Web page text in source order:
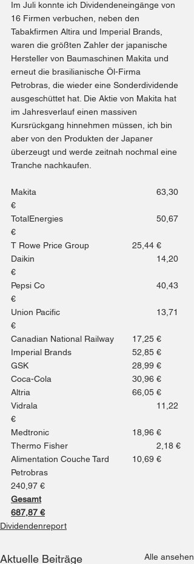
Im Juli konnte ich Dividendeneingänge von
16 Firmen verbuchen, neben den
Tabakfirmen Altira und Imperial Brands,
waren die größten Zahler der japanische
Hersteller von Baumaschinen Makita und
erneut die brasilianische Öl-Firma
Petrobras, die wieder eine Sonderdividende
ausgeschüttet hat. Die Aktie von Makita hat
im Jahresverlauf einen massiven
Kursrückgang hinnehmen müssen, ich bin
aber von den Produkten der Japaner
überzeugt und werde zeitnah nochmal eine
Tranche nachkaufen.
Makita					63,30
€
TotalEnergies				50,67
€
T Rowe Price Group		25,44 €
Daikin 					14,20
€
Pepsi Co					40,43
€
Union Pacific				13,71
€
Canadian National Railway	17,25 €
Imperial Brands			52,85 €
GSK					28,99 €
Coca-Cola				30,96 €
Altria					66,05 €
Vidrala					11,22
€
Medtronic				18,96 €
Thermo Fisher				2,18 €
Alimentation Couche Tard	10,69 €
Petrobras
240,97 €
Gesamt
687,87 €
Dividendenreport
Aktuelle Beiträge Alle ansehen